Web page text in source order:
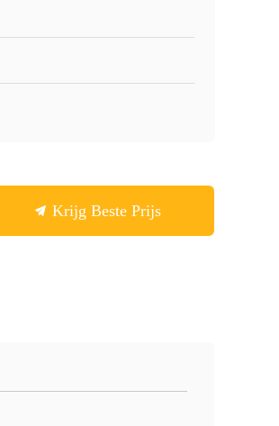
Krijg Beste Prijs